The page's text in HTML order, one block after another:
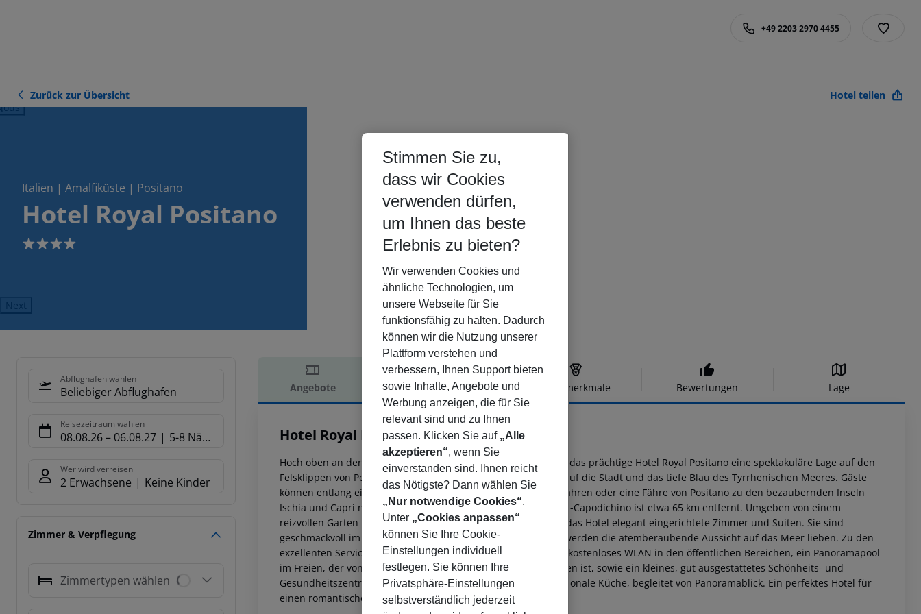
+49 2203 2970 4455
Zurück zur Übersicht Hotel teilen
Italien | Amalfiküste | Positano
Hotel Royal Positano
4
Next
Abflughafen wählen
Beliebiger Abflughafen
Reisezeitraum wählen
08.08.26– 06.08.27 5-8 Nächte
Wer wird verreisen
2 Erwachsene Keine Kinder
Zimmer & Verpflegung
Zimmertypen wählen
Angebote Hotelbeschreibung Hotelmerkmale Bewertungen Lage
Hotelbeschreibung
Hotel Royal Positano
4
Hoch oben an der wunderschönen Amalfiküste gelegen, bietet das prächtige Hotel Royal Positano eine spektakuläre Lage auf den
Felsklippen von Positano und einen außergewöhnlichen Blick auf die Stadt und das tiefe Blau des Tyrrhenischen Meeres. Gäste
können entlang einer der schönsten Küstenstraßen der Welt fahren oder eine Fähre von Positano zu den bezaubernden Inseln
Ischia und Capri nehmen. Der internationale Flughafen Neapel-Capodichino ist etwa 65 km entfernt. Umgeben von einem
reizvollen Garten mit üppiger mediterraner Vegetation, bietet das Hotel elegant eingerichtete Zimmer und Suiten. Sie sind
geschmackvoll im klassischen Stil eingerichtet, und die Gäste werden die atemberaubende Aussicht auf das Meer lieben. Zu den
exzellenten Serviceleistungen und Annehmlichkeiten gehören kostenloses WLAN in den öffentlichen Bereichen, ein Panoramapool
im Freien, der von Sonnenliegen und Sonnenschirmen umgeben ist, sowie ein kleines, gut ausgestattetes Schönheits- und
Gesundheitszentrum. Das Restaurant serviert traditionelle regionale Küche, begleitet von Panoramablick. Ein perfektes Hotel für
einen romantischen Kurzurlaub.
Stimmen Sie zu,
dass wir Cookies
verwenden dürfen,
um Ihnen das beste
Erlebnis zu bieten?
Wir verwenden Cookies und
ähnliche Technologien, um
unsere Webseite für Sie
funktionsfähig zu halten. Dadurch
können wir die Nutzung unserer
Plattform verstehen und
verbessern, Ihnen Support bieten
sowie Inhalte, Angebote und
Werbung anzeigen, die für Sie
relevant sind und zu Ihnen
passen. Klicken Sie auf „Alle
akzeptieren“, wenn Sie
einverstanden sind. Ihnen reicht
das Nötigste? Dann wählen Sie
„Nur notwendige Cookies“.
Unter „Cookies anpassen“
können Sie Ihre Cookie-
Einstellungen individuell
festlegen. Sie können Ihre
Privatsphäre-Einstellungen
selbstverständlich jederzeit